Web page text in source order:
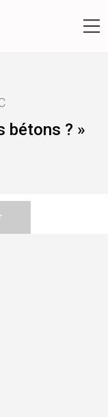
bétons ? »